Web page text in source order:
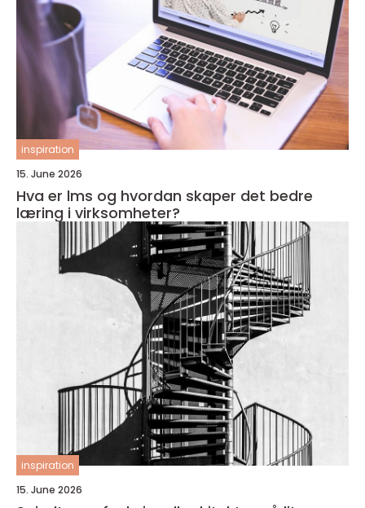
inspiration
15. June 2026
Hva er lms og hvordan skaper det bedre
læring i virksomheter?
inspiration
15. June 2026